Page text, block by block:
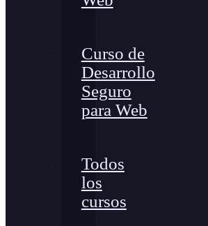
Curso de
Desarrollo
Seguro
para Web
Todos
los
cursos